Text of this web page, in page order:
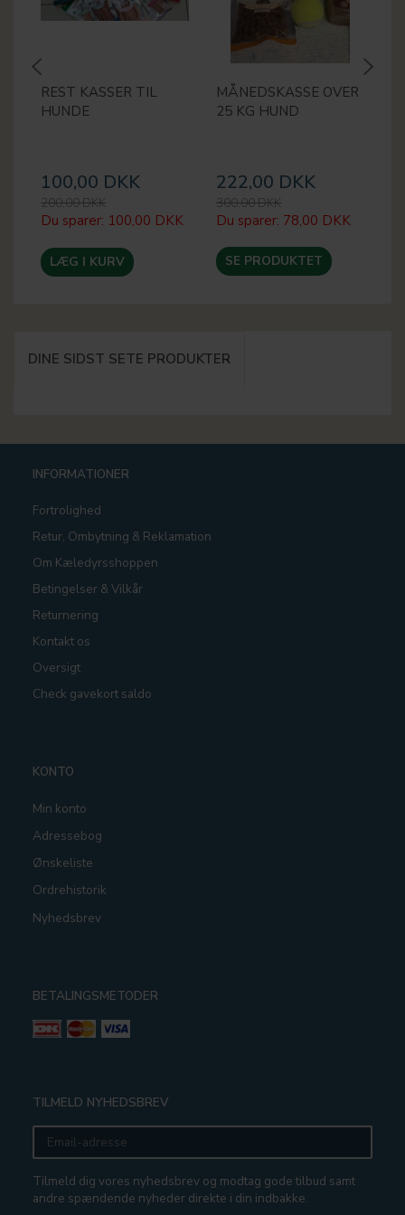
REST KASSER TIL
HUNDE
100,00 DKK
200,00 DKK
Du sparer: 100,00 DKK
LÆG I KURV
MÅNEDSKASSE OVER
25 KG HUND
222,00 DKK
300,00 DKK
Du sparer: 78,00 DKK
SE PRODUKTET
DINE SIDST SETE PRODUKTER
INFORMATIONER
Fortrolighed
Retur, Ombytning & Reklamation
Om Kæledyrsshoppen
Betingelser & Vilkår
Returnering
Kontakt os
Oversigt
Check gavekort saldo
KONTO
Min konto
Adressebog
Ønskeliste
Ordrehistorik
Nyhedsbrev
BETALINGSMETODER
TILMELD NYHEDSBREV
Email-
adresse
Tilmeld dig vores nyhedsbrev og modtag gode tilbud samt
andre spændende nyheder direkte i din indbakke.